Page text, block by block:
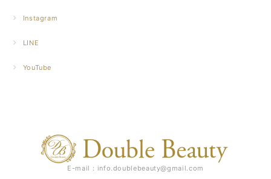
Instagram
LINE
YouTube
E-mail： info.doublebeauty@gmail.com